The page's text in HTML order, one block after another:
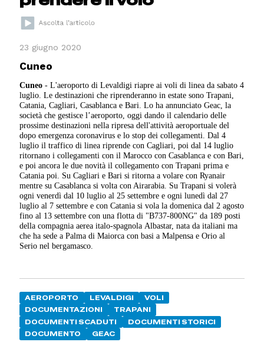
23 giugno 2020
Cuneo
Cuneo - L'aeroporto di Levaldigi riapre ai voli di linea da sabato 4
luglio. Le destinazioni che riprenderanno in estate sono Trapani,
Catania, Cagliari, Casablanca e Bari. Lo ha annunciato Geac, la
società che gestisce l’aeroporto, oggi dando il calendario delle
prossime destinazioni nella ripresa dell'attività aeroportuale del
dopo emergenza coronavirus e lo stop dei collegamenti. Dal 4
luglio il traffico di linea riprende con Cagliari, poi dal 14 luglio
ritornano i collegamenti con il Marocco con Casablanca e con Bari,
e poi ancora le due novità il collegamento con Trapani prima e
Catania poi. Su Cagliari e Bari si ritorna a volare con Ryanair
mentre su Casablanca si volta con Airarabia. Su Trapani si volerà
ogni venerdì dal 10 luglio al 25 settembre e ogni lunedì dal 27
luglio al 7 settembre e con Catania si vola la domenica dal 2 agosto
fino al 13 settembre con una flotta di "B737-800NG" da 189 posti
della compagnia aerea italo-spagnola Albastar, nata da italiani ma
che ha sede a Palma di Maiorca con basi a Malpensa e Orio al
Serio nel bergamasco.
AEROPORTO LEVALDIGI
VOLI
DOCUMENTAZIONI
TRAPANI
DOCUMENTI SCADUTI
DOCUMENTI STORICI
DOCUMENTO
GEAC